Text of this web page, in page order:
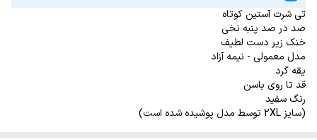
تی شرت آستین کوتاه
صد در صد پنبه نخی
خنک زیر دست لطیف
مدل معمولی - نیمه آزاد
یقه گرد
قد تا روی باسن
رنگ سفید
(سایز 2XL توسط مدل پوشیده شده است)